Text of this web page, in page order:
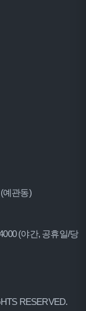
예관동)
(야간, 공휴일/당
RESERVED.